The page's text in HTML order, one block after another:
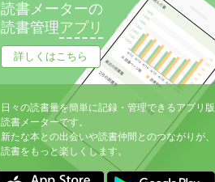
読書メーターの
読書管理アプリ
詳しくはこちら
日々の読書量を簡単に記録・管理できるアプリ版
読書メーターです。
新たな本との出会いや読書仲間とのつながりが、
読書をもっと楽しくします。